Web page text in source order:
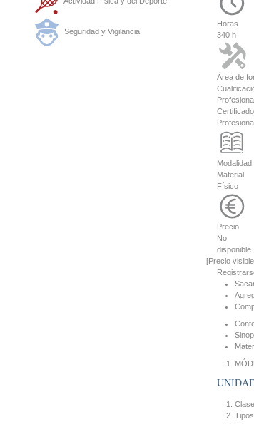
Seguridad y Vigilancia
Horas
340 h
Área de
Modalidad
Material
Físico
Precio
No
disponible
[Precio